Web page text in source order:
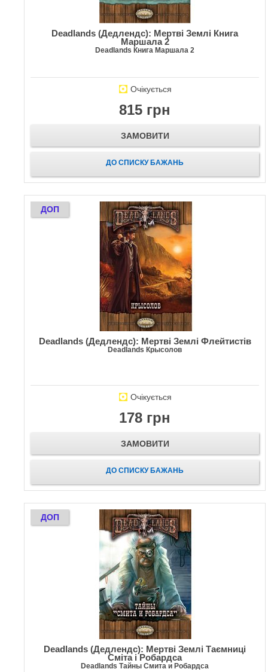
Deadlands (Дедлендс): Мертві Землі Книга
Маршала 2
Deadlands Книга Маршала 2
Очікується
815 грн
ЗАМОВИТИ
ДО СПИСКУ БАЖАНЬ
ДОП
Deadlands (Дедлендс): Мертві Землі Флейтистів
Deadlands Крысолов
Очікується
178 грн
ЗАМОВИТИ
ДО СПИСКУ БАЖАНЬ
ДОП
Deadlands (Дедлендс): Мертві Землі Таємниці
Сміта і Робардса
Deadlands Тайны Смита и Робардса